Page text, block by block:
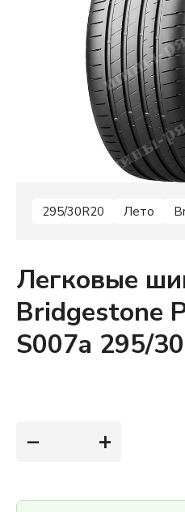
295/30R20 Лето
Легковые
Bridgestone
S007a 295/
− +